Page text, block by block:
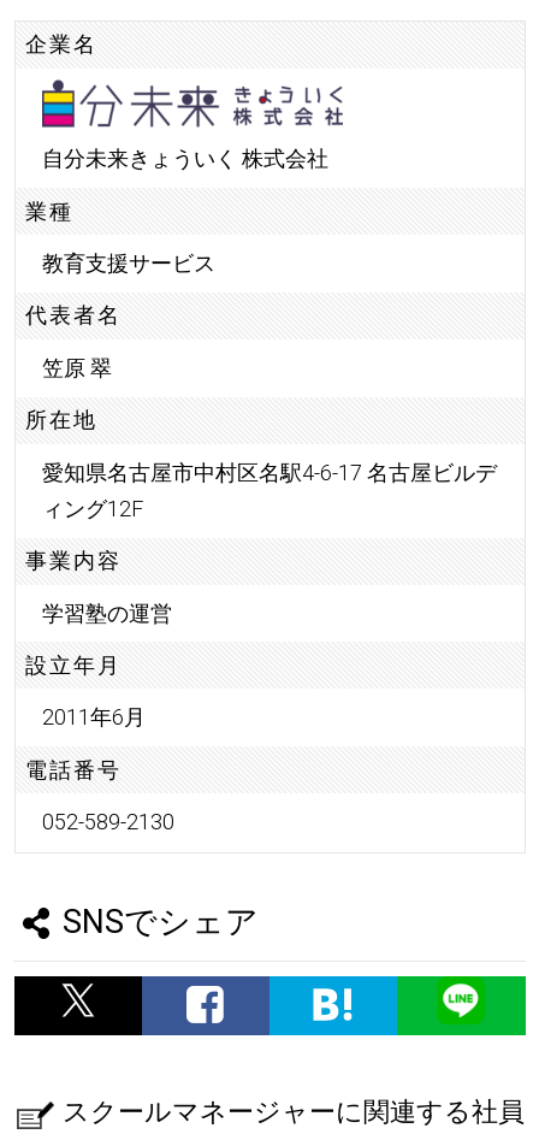
企業名
自分未来きょういく 株式会社
業種
教育支援サービス
代表者名
笠原 翠
所在地
愛知県名古屋市中村区名駅4-6-17 名古屋ビルデ
ィング12F
事業内容
学習塾の運営
設立年月
2011年6月
電話番号
052-589-2130
SNSでシェア
スクールマネージャーに関連する社員